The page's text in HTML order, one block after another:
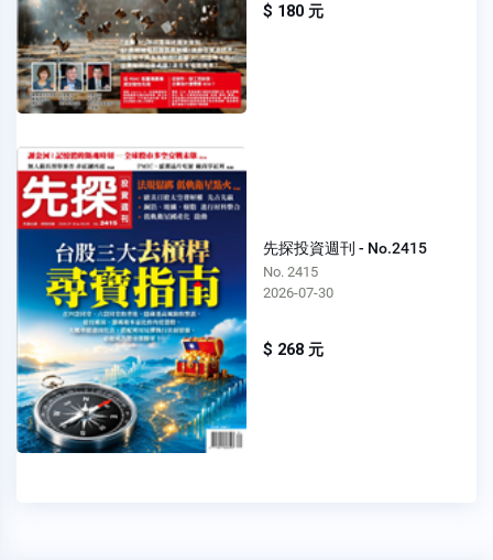
$ 180 元
先探投資週刊 - No.2415
No. 2415
2026-07-30
$ 268 元